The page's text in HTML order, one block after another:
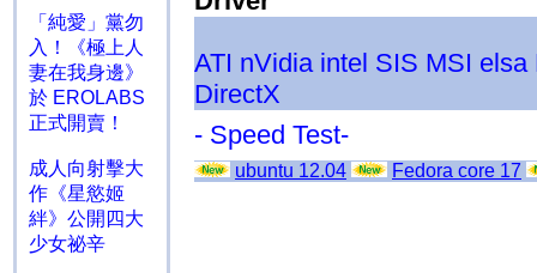
「純愛」黨勿
入！《極上人
妻在我身邊》
於 EROLABS
正式開賣！
成人向射擊大
作《星慾姬
絆》公開四大
少女祕辛
ATI nVidia intel SIS MSI elsa
DirectX
- Speed Test-
ubuntu 12.04 Fedora core 17